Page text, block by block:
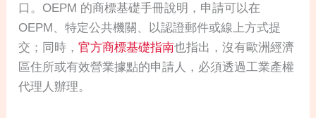
口。OEPM 的商標基礎手冊說明，申請可以在
OEPM、特定公共機關、以認證郵件或線上方式提
交；同時，官方商標基礎指南也指出，沒有歐洲經濟
區住所或有效營業據點的申請人，必須透過工業產權
代理人辦理。